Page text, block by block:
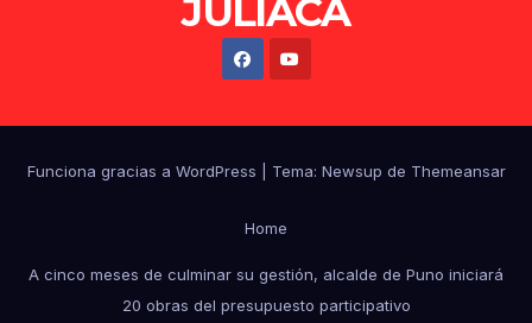
JULIACA
Funciona gracias a WordPress Tema: Newsup de Themeansar
Home
A cinco meses de culminar su gestión, alcalde de Puno iniciará
20 obras del presupuesto participativo